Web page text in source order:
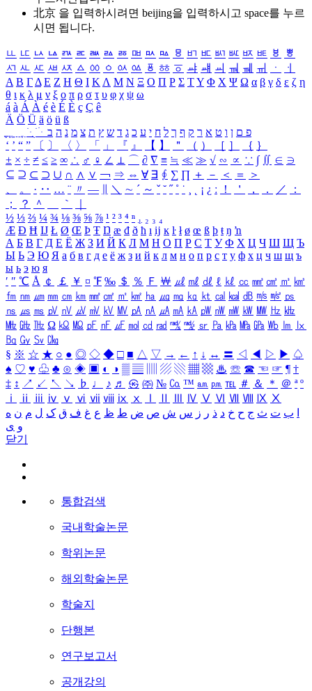
北京 을 입력하시려면 beijing을 입력하시고 space를 누르
시면 됩니다.
ㅥ ㅦ ㅧ ㅨ ㅩ ㅪ ㅫ ㅬ ㅭ ㅮ ㅯ ㅰ ㅱ ㅲ ㅳ ㅴ ㅵ ㅶ ㅷ ㅸ
ㅹ
ㅺ ㅻ ㅼ ㅽ ㅾ ㅿ ㆀ ㆁ ㆂ ㆃ ㆄ ㆅ ㆆ ㆇ ㆈ ㆉ ㆊ ㆋ ㆌ ㆍ
ㆎ
Α Β ΓΔ Ε Ζ Η Θ Ι ΚΛ Μ Ν Ξ Ο Π Ρ Σ ΤΥ Φ Χ Ψ Ω α β γ δ ε ζ η
θ ι κ λ μ ν ξ ο π ρ σ τ υ φ χ ψ ω
á à Á À é è É È ç Ç ê
Ä Ö Ü ä ö ü ß
ִֶֹ ֻּ ׁׂ פ ם ן ו ט א ר ק ף ך ל ח י ע כ ג ד ש ץ ת צ מ נ ה ב
‘ ’ “ ” 〔 〕 〈 〉 「 」 『 』 【 】 ＂ （ ） ［ ］ ｛ ｝
± × ÷ ≠ ≤ ≥ ∞ ∴ ♂ ♀ ∠ ⊥ ⌒ ∂ ∇ ≡ ≒ ≪ ≫ √ ∽ ∝ ∵ ∫ ∬ ∈ ∋
⊆ ⊇ ⊂ ⊃ ∪ ∩ ∧ ∨ ￢ ⇒ ⇔ ∀ ∃ ∮ ∑ ∏ ＋ － ＜ ＝
＞
、
。 · ‥ … ¨ 〃 ― ＼ ∼ ´ ～ ˇ ˘ ˝ ˚ ˙ ¸ ¡ ¿ ː ！ ＇ ， ． ／
：
；
？ ＾ ｀
½ ⅓ ⅔ ¼ ¾ ⅛ ⅜ ⅝ ⅞ ¹ ² ³ ⁴ ⁿ ₁ ₂ ₃ ₄
Æ Ð Ħ Ĳ Ł Ø Œ Þ Ŧ Ŋ æ đ ð ħ ı ĳ ĸ ŀ ł ø œ ß þ ŧ ŋ ŉ
А Б В Г Д Е Ё Ж З И Й К Л М Н О П Р С Т У Ф Х Ц Ч Ш Щ Ъ
Ы Ь Э Ю Я а б в г д е ё ж з и й к л м н о п р с т у ф х ц ч ш щ ъ
ы ь э ю я
′ ″ ℃ Å ￠ ￡ ￥ ¤ ℉ ‰ ＄ ％ Ｆ ￦ ㎕ ㎖ ㎗ ℓ ㎘ ㏄ ㎣ ㎤ ㎥ ㎦
㎙ ㎚ ㎛ ㎜ ㎝ ㎞ ㎟ ㎠ ㎡ ㎢ ㏊ ㎍ ㎎ ㎏ ㏏ ㎈ ㎉ ㏈ ㎧ ㎨ ㎰
㎱ ㎲ ㎳ ㎴ ㎵ ㎶ ㎷ ㎸ ㎹ ㎀ ㎁ ㎂ ㎃ ㎄ ㎺ ㎻ ㎽ ㎾ ㎿ ㎐ ㎑
㎒ ㎓ ㎔ Ω ㏀ ㏁ ㎊ ㎋ ㎌ ㏖ ㏅ ㎭ ㎮ ㎯ ㏛ ㎩ ㎪ ㎫ ㎬ ㏝ ㏐
㏓
㏃ ㏉ ㏜ ㏆
§ ※ ☆ ★ ○ ● ◎ ◇ ◆ □ ■ △ ▽ → ← ↑ ↓ ↔ 〓 ◁ ◀ ▷ ▶ ♤
♠ ♡ ♥ ♧ ♣ ⊙ ◈ ▣ ◐ ◑ ▒ ▤ ▨ ▧ ▦ ▩ ♨ ☏ ☎ ☜ ☞ ¶ †
‡ ↕ ↗ ↙ ↖ ↘ ♭ ♩ ♪ ♬ ㉿ ㈜ № ㏇ ™ ㏂ ㏘ ℡ ＃ ＆ ＊ ＠ ª º
ⅰ
ⅱ ⅲ ⅳ ⅴ ⅵ ⅶ ⅷ ⅸ ⅹ Ⅳ Ⅴ Ⅵ Ⅶ Ⅷ Ⅸ Ⅹ
ب ت ث ج ح خ د ذ ر ز س ش ص ض ط ظ ع غ ف ق ک ل م ن ه
و ی
닫기
통합검색
국내학술논문
학위논문
해외학술논문
학술지
단행본
연구보고서
공개강의